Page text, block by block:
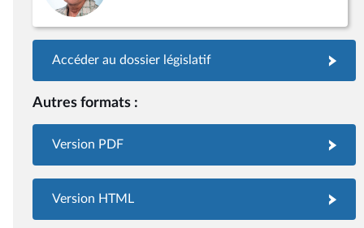
Accéder au dossier législatif
Autres formats :
Version PDF
Version HTML